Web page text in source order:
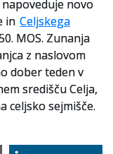
novo
in Celjskega
MOS. Zunanja
z naslovom
dober teden v
središču Celja,
celjsko sejmišče.